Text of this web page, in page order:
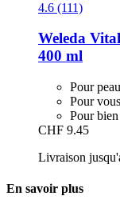
4.6 (111)
Weleda
400 ml
Pour
Pour
Pour
CHF 9.45
Livraison
En savoir plus